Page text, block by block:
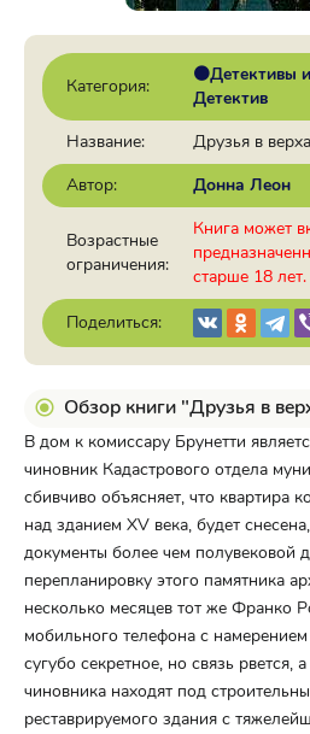
Категория:
🟠Детективы
Детектив
Название:
Друзья в
Автор:
Донна Леон
Возрастные
ограничения:
Книга может
старше 18 лет.
Поделиться:
Обзор книги "Друзья в
В дом к комиссару Брунетти
чиновник Кадастрового отдела
сбивчиво объясняет, что квартира
над зданием XV века, будет
документы более чем полувековой
перепланировку этого памятника
несколько месяцев тот же Франко
мобильного телефона с
сугубо секретное, но связь
чиновника находят под
реставрируемого здания с